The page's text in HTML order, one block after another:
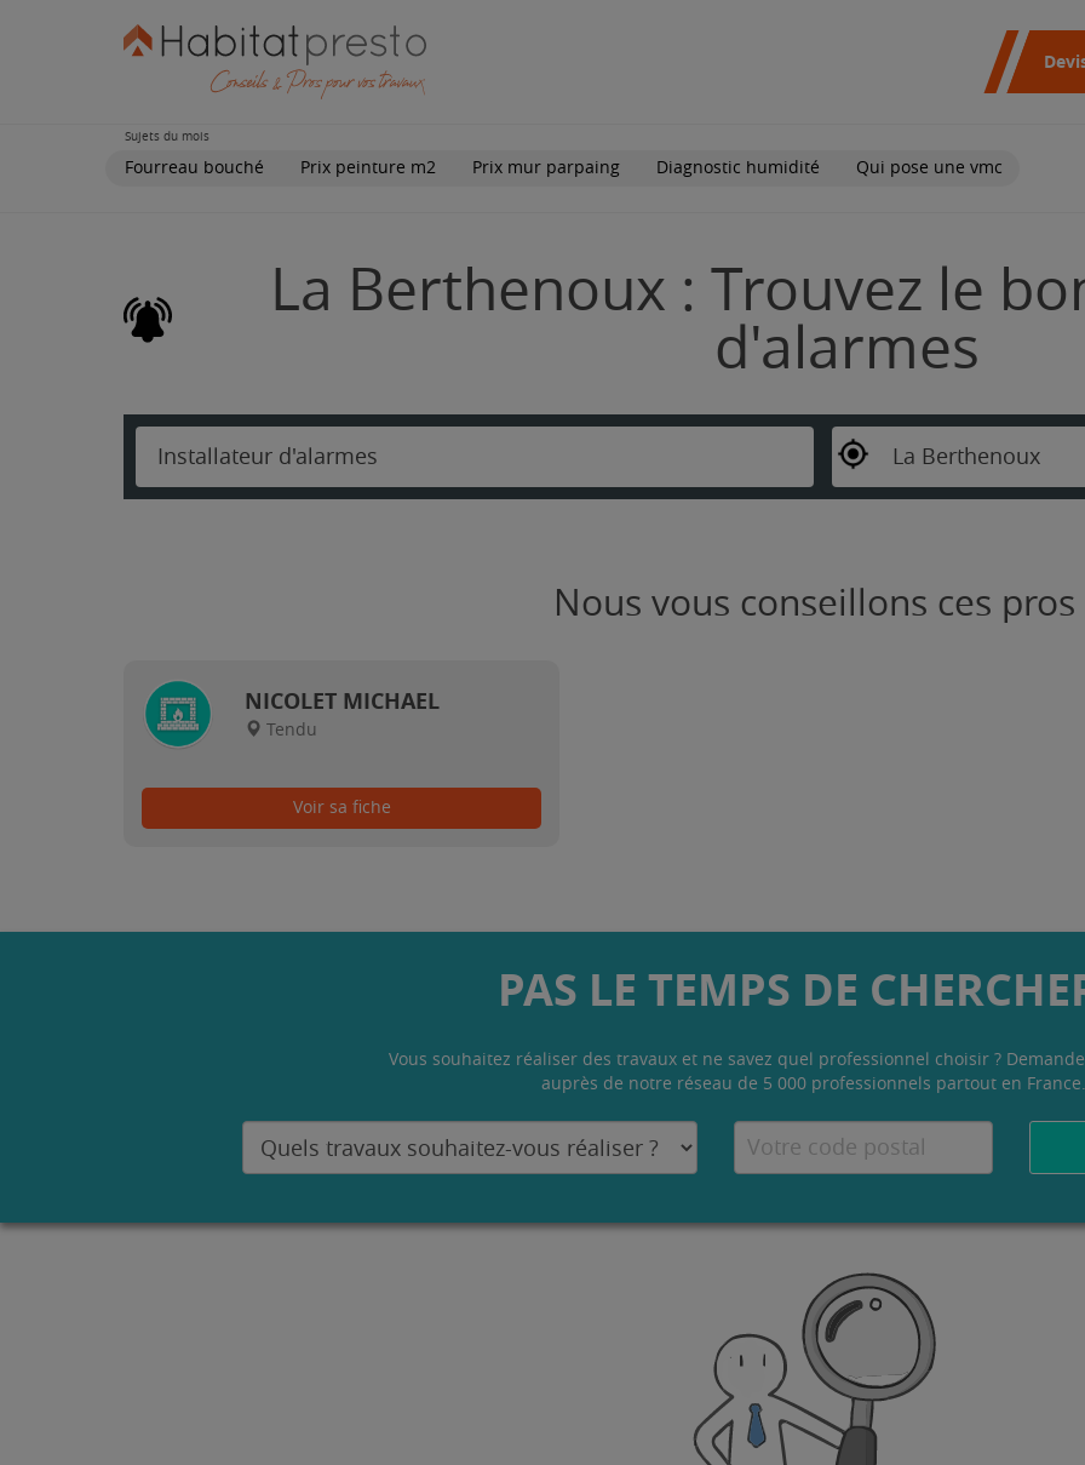
Sujets du mois
Fourreau bouché Prix peinture m2 Prix mur parpaing Diagnostic humidité Qui pose une vmc
La Berthenoux : Trouvez le
d'alarmes
Installateur d'alarmes La Berthenoux
Nous vous conseillons ces pros
NICOLET MICHAEL
Tendu
Voir sa fiche
PAS LE TEMPS DE
Vous souhaitez réaliser des travaux et ne savez quel professionnel choisir ?
auprès de notre réseau de 5 000 professionnels partout en France.